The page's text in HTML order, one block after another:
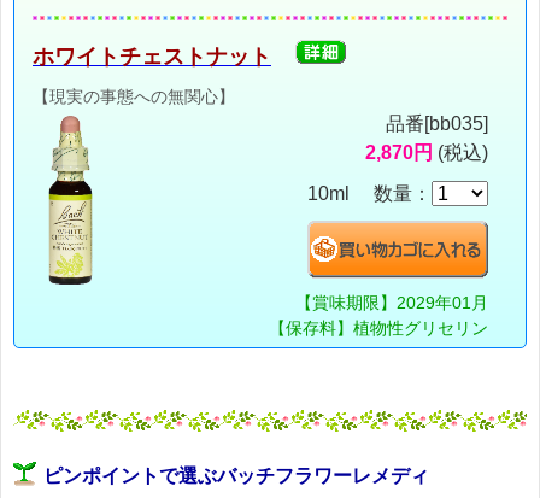
ホワイトチェストナット
【現実の事態への無関心】
品番[bb035]
2,870円 (税込)
10ml 数量：
【賞味期限】2029年01月
【保存料】植物性グリセリン
ピンポイントで選ぶバッチフラワーレメディ